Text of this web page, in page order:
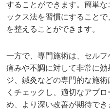
することができます。簡単
ックス法を習慣にすること
を整えることができます。
一方で、専門施術は、セル
痛みや不調に対して非常に
ジ、鍼灸などの専門的な施
くチェックし、適切なアプ
め、より深い改善が期待で